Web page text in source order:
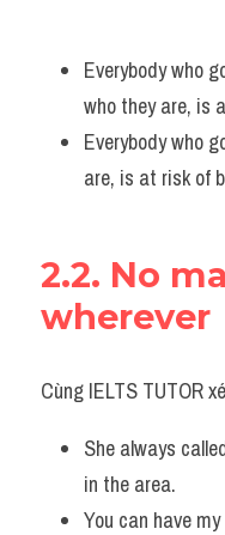
Everybody who
who they are, is
Everybody who
are, is at risk of
2.2. No
wherever
Cùng IELTS TUTOR
She always
in the area.
You can have